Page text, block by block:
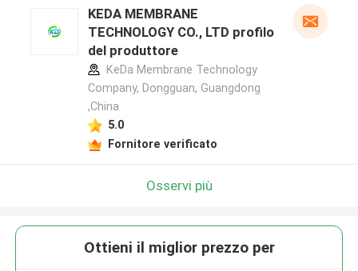
KEDA MEMBRANE
TECHNOLOGY CO., LTD profilo
del produttore
KeDa Membrane Technology
Company, Dongguan, Guangdong
,China
5.0
Fornitore verificato
Osservi più
Ottieni il miglior prezzo per